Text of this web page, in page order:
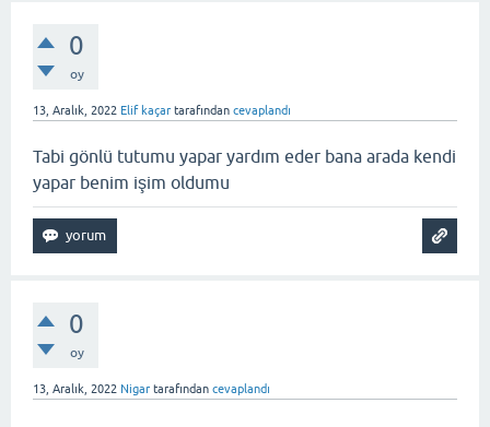
0
oy
13, Aralık, 2022 Elif kaçar tarafından cevaplandı
Tabi gönlü tutumu yapar yardım eder bana arada kendi
yapar benim işim oldumu
0
oy
13, Aralık, 2022 Nigar tarafından cevaplandı